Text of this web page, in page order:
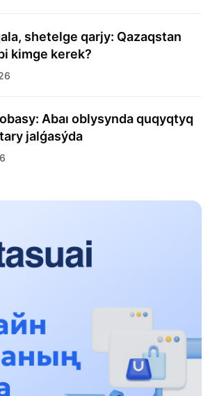
shetelge qarjy: Qazaqstan
kimge kerek?
Abaı oblysynda quqyqtyq
jalǵasýda
1 H2O» jarysyn Qonaev
Muhametkárimdi Almaty
múmkin